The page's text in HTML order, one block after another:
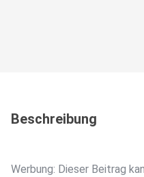
Beschreibung
Werbung: Dieser Beitrag